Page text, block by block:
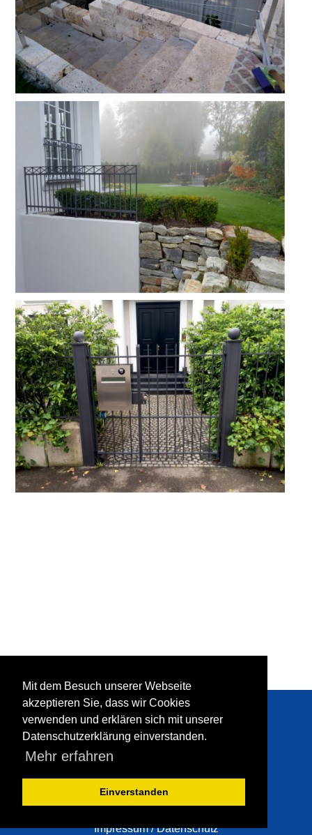
Mit dem Besuch unserer Webseite
akzeptieren Sie, dass wir Cookies
verwenden und erklären sich mit unserer
Datenschutzerklärung einverstanden.
Mehr erfahren
Einverstanden
Hans Lippert
Metallbaumeister
Grünwalder Straße 1
82064 Straßlach
Telefon (0 81 70) 83 38
Telefax (0 81 70) 84 11
info@lippertmetallbau.de
Impressum / Datenschutz